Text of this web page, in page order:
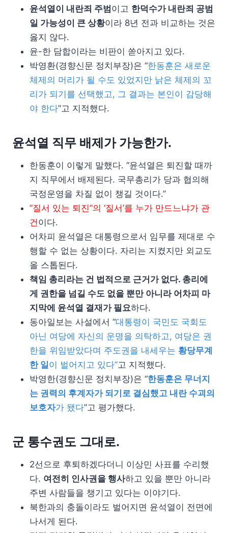
윤석열이 내란죄 주범 이고 한덕수가 내란죄 공범
일 가능성이 큰 상황이라 8년 전과 비교하는 것은
옳지 않다.
윤-한 담합이라는 비판이 쏟아지고 있다.
박영환(경향신문 정치부장)은 “한동훈은 새로운
체제의 머리가 될 수도 있었지만 낡은 체제의 꼬
리가 되기를 선택했고, 그 결과는 본인이 감당해
야 한다”고 지적했다.
윤석열 직무 배제가 가능한가.
한동훈이 이렇게 말했다. “윤석열은 퇴진할 때까
지 직무에서 배제된다. 국무총리가 당과 협의해
국정운영을 차질 없이 챙길 것이다.”
“질서 있는 퇴진”의 ‘질서’를 누가 만드느냐가 관
건이다.
어차피 윤석열은 대통령으로서 임무를 제대로 수
행할 수 없는 상황이다. 자리는 지켰지만 외교도
올 스톱된다.
책임 총리라는 건 법적으로 근거가 없다. 총리에
게 권한을 넘길 수도 없을 뿐만 아니라 어차피 마
지막에 윤석열 결재가 필요하다.
동아일보는 사설에서 “대통령이 국민도 국회도
아닌 여당에 자신의 운명을 의탁하고, 여당은 권
한을 위임받았다며 주도권을 내세우는 황당무계
한 일이 벌어지고 있다”고 지적했다.
박영한(경향신문 정치부장)은 “한동훈은 무너지
는 권력의 후계자가 되기로 결심했고 내란 수괴의
보호자가 됐다”고 평가했다.
군 통수권도 그대로.
2선으로 후퇴하겠다더니 이상민 사표를 수리했
다. 여전히 인사권을 행사하고 있을 뿐만 아니라
주변 사람들을 챙기고 있다는 이야기다.
북한과의 충돌이라도 벌어지면 윤석열이 전면에
나서게 된다.